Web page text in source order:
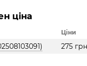
ціна
Ціни
275 грн